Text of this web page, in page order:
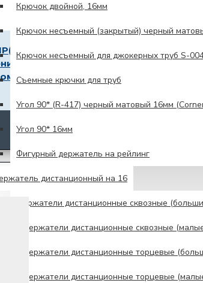
Крючок двойной, 16мм
Крючок несъемный (закрытый) черный
Крючок несъемный для джокерных труб S-
Съемные крючки для труб
Угол 90* (R-417) черный матовый 16мм
Угол 90* 16мм
Фигурный держатель на рейлинг
дистанционный на 16
Держатели дистанционные сквозные
Держатели дистанционные сквозные
Держатели дистанционные торцевые
Держатели дистанционные торцевые
х
с/т